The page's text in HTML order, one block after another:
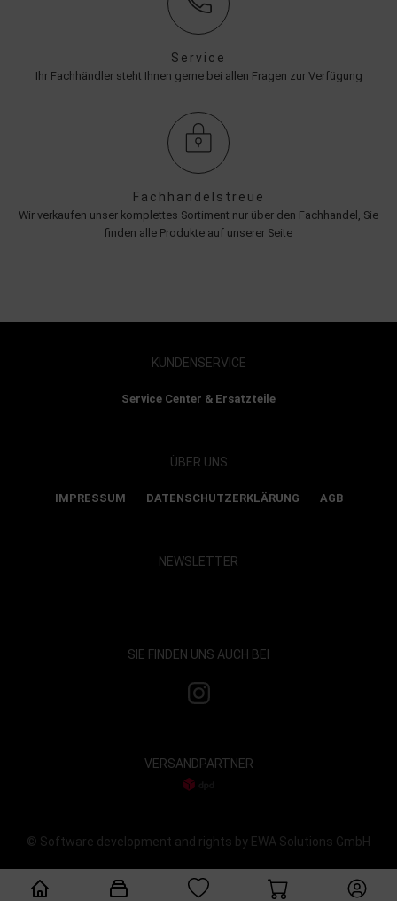
Service
Ihr Fachhändler steht Ihnen gerne bei allen Fragen zur Verfügung
Fachhandelstreue
Wir verkaufen unser komplettes Sortiment nur über den Fachhandel, Sie
finden alle Produkte auf unserer Seite
KUNDENSERVICE
Service Center & Ersatzteile
ÜBER UNS
IMPRESSUM DATENSCHUTZERKLÄRUNG AGB
NEWSLETTER
SIE FINDEN UNS AUCH BEI
VERSANDPARTNER
© Software development and rights by EWA Solutions GmbH